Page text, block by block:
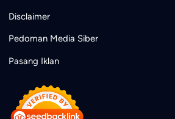
Disclaimer
Pedoman Media Siber
Pasang Iklan